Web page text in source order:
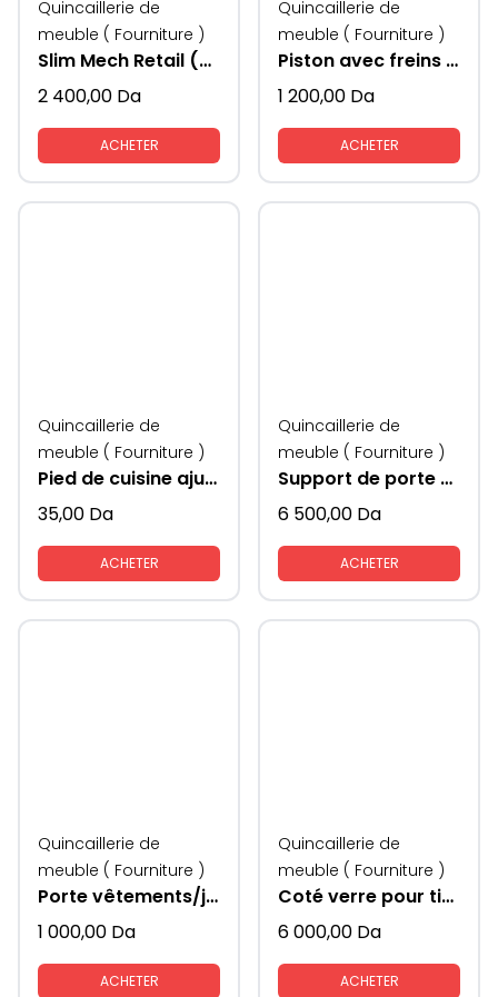
Quincaillerie de
meuble ( Fourniture )
Slim Mech Retail (une boite de 2pcs)
2 400,00 Da
ACHETER
Quincaillerie de
meuble ( Fourniture )
Piston avec freins KAV
1 200,00 Da
ACHETER
Quincaillerie de
meuble ( Fourniture )
Pied de cuisine ajustable MESAN
35,00 Da
ACHETER
Quincaillerie de
meuble ( Fourniture )
Support de porte pliante KAV
6 500,00 Da
ACHETER
Quincaillerie de
meuble ( Fourniture )
Porte vêtements/jouets Mesan
1 000,00 Da
ACHETER
Quincaillerie de
meuble ( Fourniture )
Coté verre pour tiroirs avec lumière KAV LED
6 000,00 Da
ACHETER